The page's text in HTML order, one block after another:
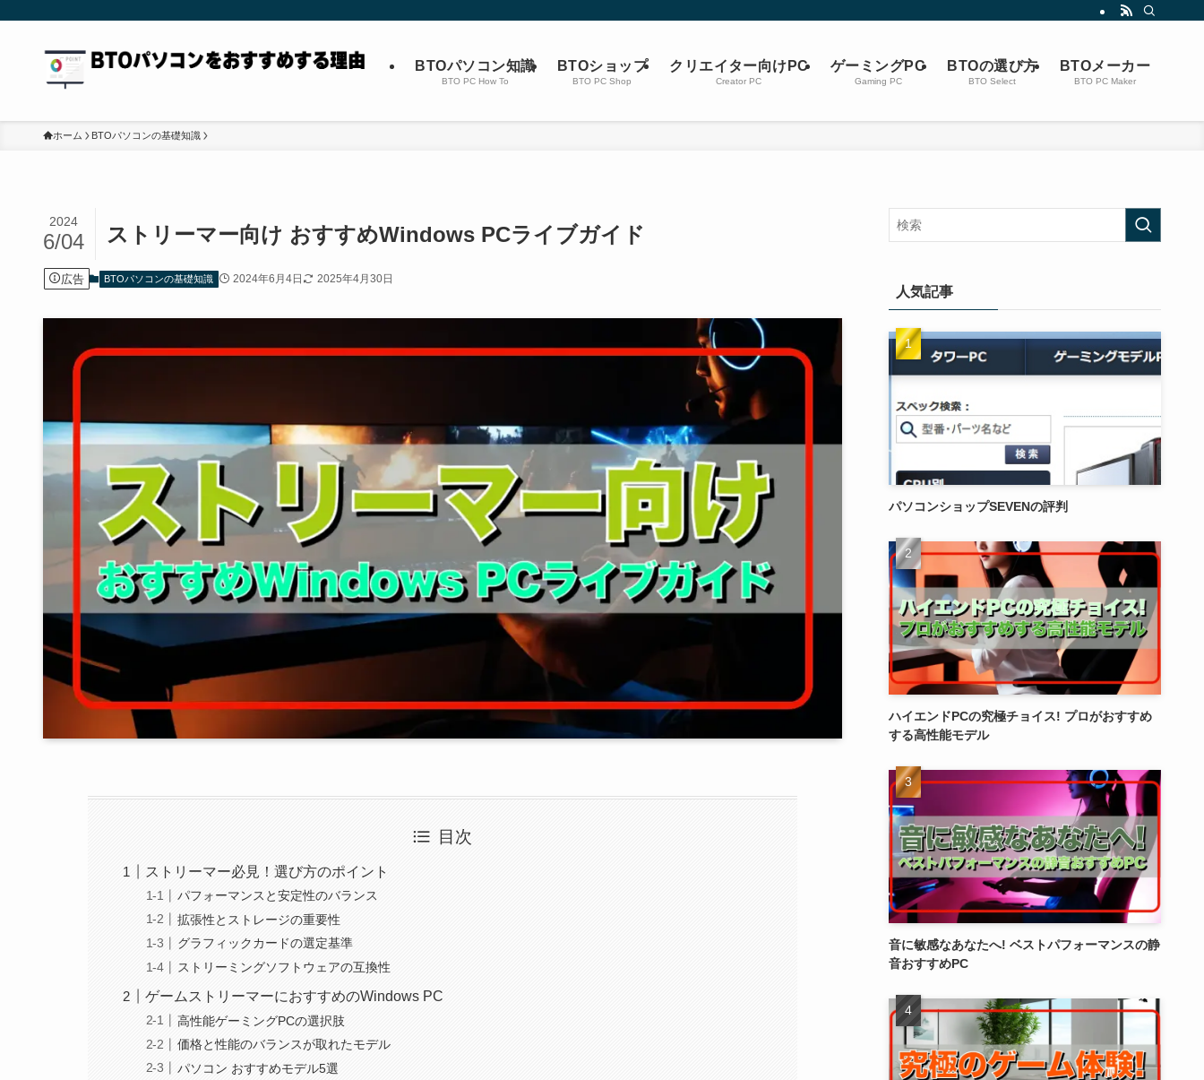
BTOパソコン知識
BTO PC How To
BTOショップ
BTO PC Shop
クリエイター向けPC
Creator PC
ゲーミングPC
Gaming PC
BTOの選び方
BTO Select
BTOメーカー
BTO PC Maker
ホーム BTOパソコンの基礎知識
ストリーマー向け おすすめWindows PCライブガイド
2024
6/04
広告 BTOパソコンの基礎知識 2024年6月4日 2025年4月30日
目次
ストリーマー必見！選び方のポイント
パフォーマンスと安定性のバランス
拡張性とストレージの重要性
グラフィックカードの選定基準
ストリーミングソフトウェアの互換性
ゲームストリーマーにおすすめのWindows PC
高性能ゲーミングPCの選択肢
価格と性能のバランスが取れたモデル
パソコン おすすめモデル5選
人気記事
パソコンショップSEVENの評判
ハイエンドPCの究極チョイス! プロがおすすめ
する高性能モデル
音に敏感なあなたへ! ベストパフォーマンスの静
音おすすめPC